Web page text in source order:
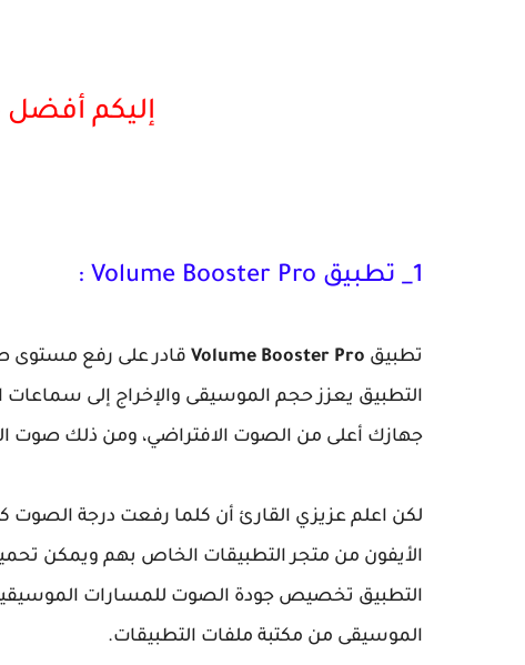
إليكم أفضل 5 تطبيقات 2022
1_ تطبيق Volume Booster Pro :
تطبيق Volume Booster Pro قادر على رفع مستوى
التطبيق يعزز حجم الموسيقى والإخراج إلى
جهازك أعلى من الصوت الافتراضي، ومن ذلك صوت المكالمات من
لكن اعلم عزيزي القارئ أن كلما رفعت درجة الصوت
التطبيق تخصيص جودة الصوت للمسارات
الموسيقى من مكتبة ملفات التطبيقات.